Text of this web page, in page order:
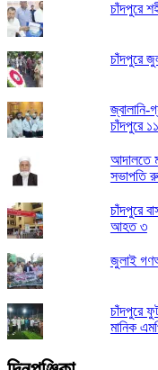
চাঁদপুরে
চাঁদপুরে
জ্বালানি-
চাঁদপুরে
আদালতে
সভাপতি
চাঁদপুরে
আহত ৩
জুলাই
চাঁদপুরে
মানিক